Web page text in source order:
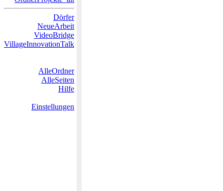
Dörfer
NeueArbeit
VideoBridge
VillageInnovationTalk
AlleOrdner
AlleSeiten
Hilfe
Einstellungen